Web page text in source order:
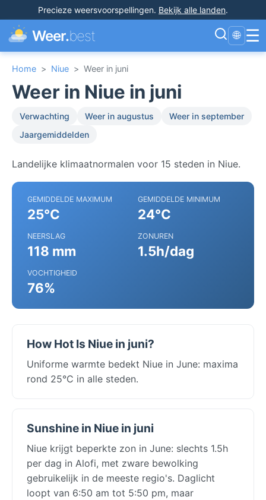
Precieze weersvoorspellingen. Bekijk alle landen.
Weer.best 🌐 ☰
Home > Niue > Weer in juni
Weer in Niue in juni
Verwachting Weer in augustus
Weer in september
Jaargemiddelden
Landelijke klimaatnormalen voor 15 steden in Niue.
GEMIDDELDE MAXIMUM
25°C
GEMIDDELDE MINIMUM
24°C
NEERSLAG
118 mm
ZONUREN
1.5h/dag
VOCHTIGHEID
76%
How Hot Is Niue in juni?
Uniforme warmte bedekt Niue in June: maxima
rond 25°C in alle steden.
Sunshine in Niue in juni
Niue krijgt beperkte zon in June: slechts 1.5h
per dag in Alofi, met zware bewolking
gebruikelijk in de meeste regio's. Daglicht
loopt van 6:50 am tot 5:50 pm, maar